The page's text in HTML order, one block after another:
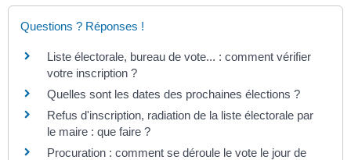
Questions ? Réponses !
Liste électorale, bureau de vote... : comment vérifier
votre inscription ?
Quelles sont les dates des prochaines élections ?
Refus d'inscription, radiation de la liste électorale par
le maire : que faire ?
Procuration : comment se déroule le vote le jour de